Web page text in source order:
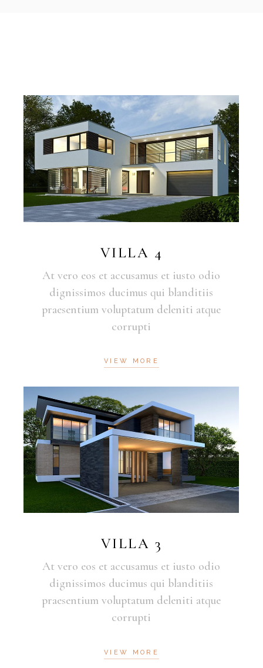
VILLA 4
At vero eos et accusamus et iusto odio
dignissimos ducimus qui blanditiis
praesentium voluptatum deleniti atque
corrupti
VIEW MORE
VILLA 3
At vero eos et accusamus et iusto odio
dignissimos ducimus qui blanditiis
praesentium voluptatum deleniti atque
corrupti
VIEW MORE